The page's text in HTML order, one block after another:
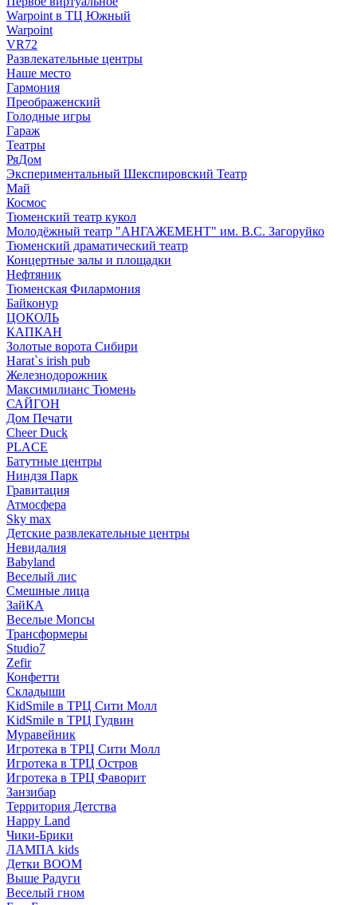
Warpoint в ТЦ Южный
Warpoint
VR72
Развлекательные центры
Наше место
Гармония
Преображенский
Голодные игры
Гараж
Театры
РяДом
Экспериментальный Шекспировский Театр
Май
Космос
Тюменский театр кукол
Молодёжный театр "АНГАЖЕМЕНТ" им. В.С. Загоруйко
Тюменский драматический театр
Концертные залы и площадки
Нефтяник
Тюменская Филармония
Байконур
ЦОКОЛЬ
КАПКАН
Золотые ворота Сибири
Harat`s irish pub
Железнодорожник
Максимилианс Тюмень
САЙГОН
Дом Печати
Cheer Duck
PLACE
Батутные центры
Ниндзя Парк
Гравитация
Атмосфера
Sky max
Детские развлекательные центры
Невидалия
Babyland
Веселый лис
Смешные лица
ЗайКА
Веселые Мопсы
Трансформеры
Studio7
Zefir
Конфетти
Складыши
KidSmile в ТРЦ Сити Молл
KidSmile в ТРЦ Гудвин
Муравейник
Игротека в ТРЦ Сити Молл
Игротека в ТРЦ Остров
Игротека в ТРЦ Фаворит
Занзибар
Территория Детства
Happy Land
Чики-Брики
ЛАМПА kids
Детки BOOM
Выше Радуги
Веселый гном